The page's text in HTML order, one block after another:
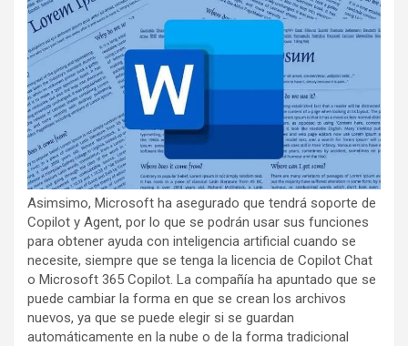
Asimsimo, Microsoft ha asegurado que tendrá soporte de
Copilot y Agent, por lo que se podrán usar sus funciones
para obtener ayuda con inteligencia artificial cuando se
necesite, siempre que se tenga la licencia de Copilot Chat
o Microsoft 365 Copilot. La compañía ha apuntado que se
puede cambiar la forma en que se crean los archivos
nuevos, ya que se puede elegir si se guardan
automáticamente en la nube o de la forma tradicional